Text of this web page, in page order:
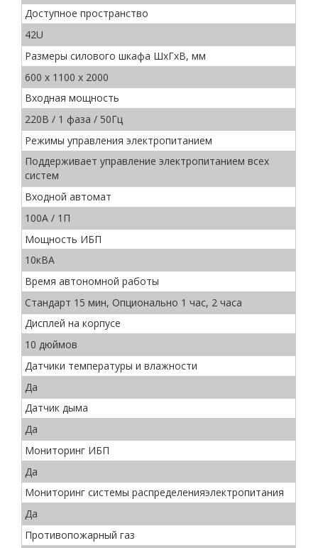
Доступное пространство
42U
Размеры силового шкафа ШхГхВ, мм
600 х 1100 х 2000
Входная мощность
220В / 1 фаза / 50Гц
Режимы управления электропитанием
Поддерживает управление электропитанием всех
систем
Входной автомат
100А / 1П
Мощность ИБП
10кВА
Время автономной работы
Стандарт 15 мин, Опционально 1 час, 2 часа
Дисплей на корпусе
10 дюймов
Датчики температуры и влажности
Да
Датчик дыма
Да
Мониторинг ИБП
Да
Мониторинг системы распределенияэлектропитания
Да
Противопожарный газ